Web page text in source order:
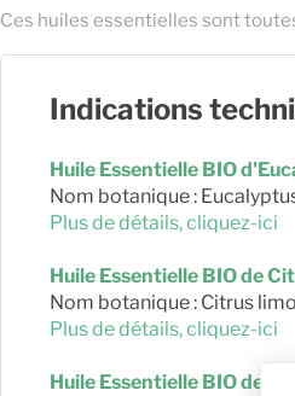
Ces huiles essentielles sont
Indications
Huile Essentielle BIO
Nom botanique :
Plus de détails, cliquez-ici
Huile Essentielle BIO de
Nom botanique : Citrus
Plus de détails, cliquez-ici
Huile Essentielle BIO de